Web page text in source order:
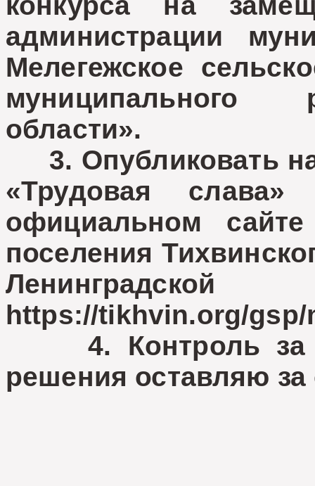
администрации
Мелегежское
муниципального
области».
3. Опубликовать
«Трудовая
официальном сайте
поселения
https://tikhvin.org/gsp/
4. Контроль за
решения оставляю за